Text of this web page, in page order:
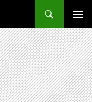
МЕНЮ